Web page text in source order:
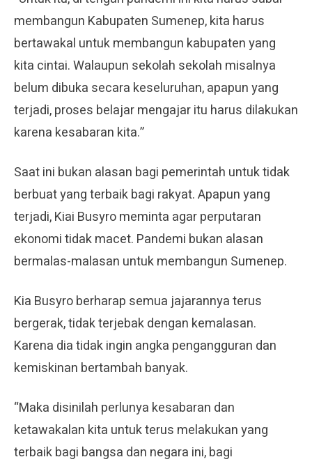
membangun Kabupaten Sumenep, kita harus
bertawakal untuk membangun kabupaten yang
kita cintai. Walaupun sekolah sekolah misalnya
belum dibuka secara keseluruhan, apapun yang
terjadi, proses belajar mengajar itu harus dilakukan
karena kesabaran kita.”
Saat ini bukan alasan bagi pemerintah untuk tidak
berbuat yang terbaik bagi rakyat. Apapun yang
terjadi, Kiai Busyro meminta agar perputaran
ekonomi tidak macet. Pandemi bukan alasan
bermalas-malasan untuk membangun Sumenep.
Kia Busyro berharap semua jajarannya terus
bergerak, tidak terjebak dengan kemalasan.
Karena dia tidak ingin angka pengangguran dan
kemiskinan bertambah banyak.
“Maka disinilah perlunya kesabaran dan
ketawakalan kita untuk terus melakukan yang
terbaik bagi bangsa dan negara ini, bagi